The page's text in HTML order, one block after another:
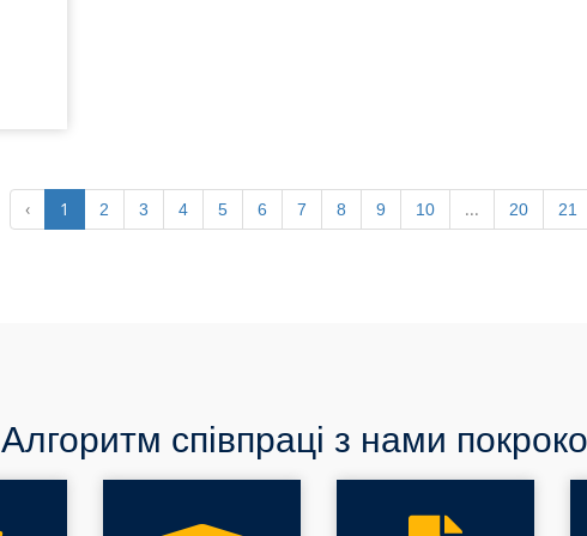
‹ 1 2 3 4 5 6 7 8 9 10 ... 20 21
Алгоритм співпраці з нами